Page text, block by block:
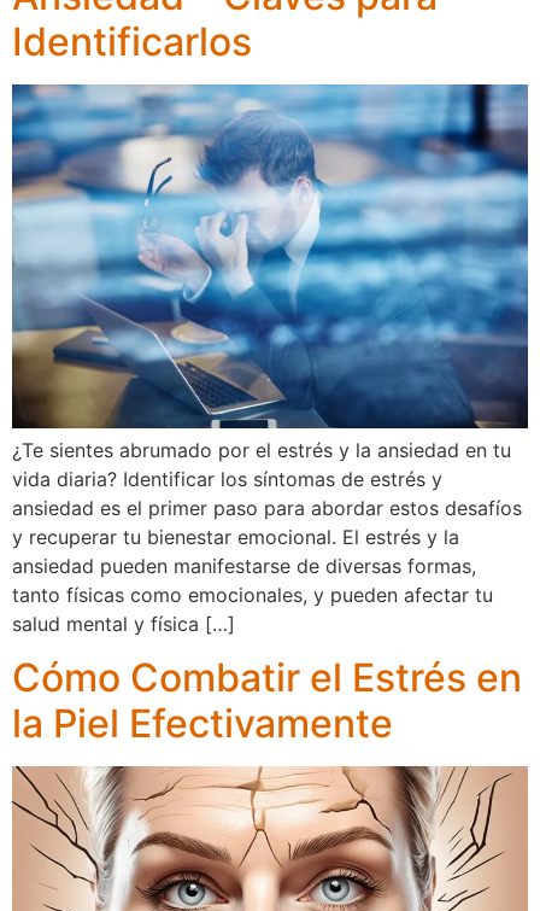
Identificarlos
¿Te sientes abrumado por el estrés y la ansiedad en tu
vida diaria? Identificar los síntomas de estrés y
ansiedad es el primer paso para abordar estos desafíos
y recuperar tu bienestar emocional. El estrés y la
ansiedad pueden manifestarse de diversas formas,
tanto físicas como emocionales, y pueden afectar tu
salud mental y física […]
Cómo Combatir el Estrés en
la Piel Efectivamente